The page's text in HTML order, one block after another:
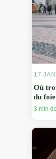
17
Où
du
3 min